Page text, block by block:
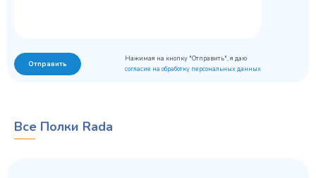
Отправить
Нажимая на кнопку "Отправить", я даю
согласие на обработку персональных данных
Все Полки Rada